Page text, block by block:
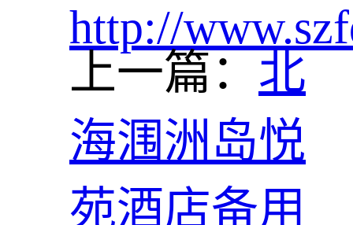
http://
上一篇： 北
海涠洲岛悦
苑酒店备用